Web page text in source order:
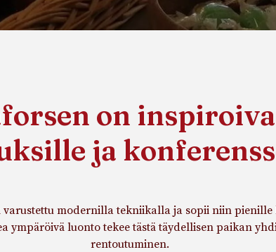
on
ja
varustettu modernilla tekniikalla ja sopii niin
ympäröivä luonto tekee tästä täydellisen paikan
rentoutuminen.